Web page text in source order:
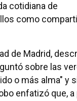
cotidiana de
como
de Madrid,
sobre las
o más alma" y
enfatizó que,